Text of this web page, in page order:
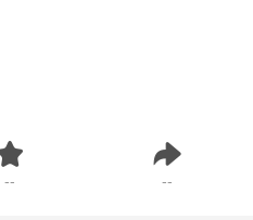
-- --